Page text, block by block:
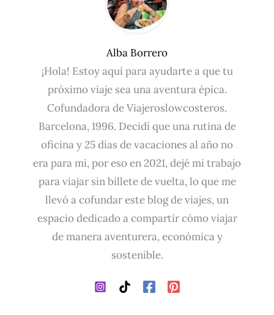
Alba Borrero
¡Hola! Estoy aquí para ayudarte a que tu
próximo viaje sea una aventura épica.
Cofundadora de Viajeroslowcosteros.
Barcelona, 1996. Decidí que una rutina de
oficina y 25 días de vacaciones al año no
era para mi, por eso en 2021, dejé mi trabajo
para viajar sin billete de vuelta, lo que me
llevó a cofundar este blog de viajes, un
espacio dedicado a compartir cómo viajar
de manera aventurera, económica y
sostenible.